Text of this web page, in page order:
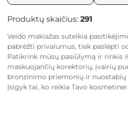
Produktų skaičius: 291
Veido makiažas suteikia
pabrėžti privalumus, tiek paslėpti
Patikrink mūsų pasiūlymą ir rinkis
maskuojančių korektorių, įvairių
bronzinimo priemonių ir
Įsigyk tai, ko reikia Tavo